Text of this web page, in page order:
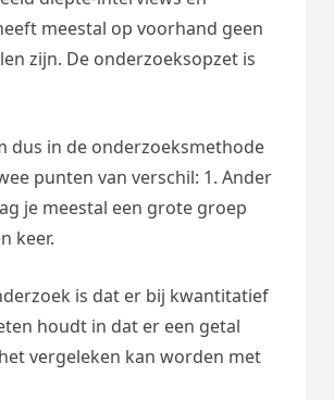
meestal op voorhand geen
zijn. De onderzoeksopzet is
dus in de onderzoeksmethode
punten van verschil: 1. Ander
je meestal een grote groep
keer.
is dat er bij kwantitatief
houdt in dat er een getal
vergeleken kan worden met